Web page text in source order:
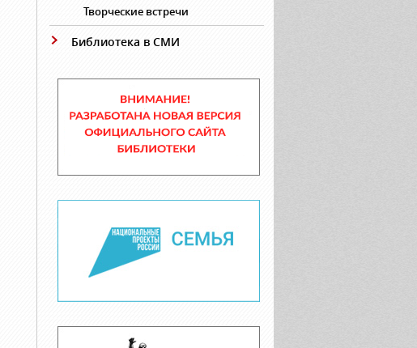
Творческие встречи
Библиотека в СМИ